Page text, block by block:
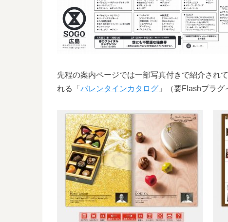
先程の案内ページでは一部写真付きで紹介され
れる「 バレンタインカタログ 」（要Flashプラグ